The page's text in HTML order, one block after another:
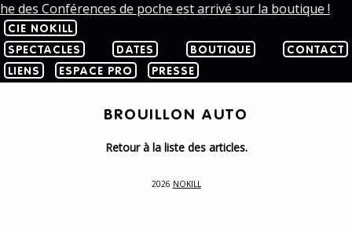
des Conférences de poche est arrivé sur la boutique !
CIE NOKILL
SPECTACLES
DATES BOUTIQUE
CONTACT
LIENS
ESPACE PRO PRESSE
BROUILLON AUTO
Retour à la liste des articles.
2026 NOKILL